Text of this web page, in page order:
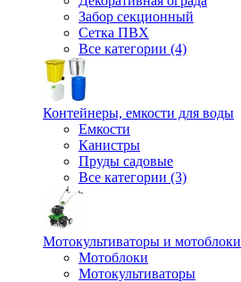
Забор секционный
Сетка ПВХ
Все категории (4)
Контейнеры, емкости для воды
Емкости
Канистры
Пруды садовые
Все категории (3)
Мотокультиваторы и мотоблоки
Мотоблоки
Мотокультиваторы